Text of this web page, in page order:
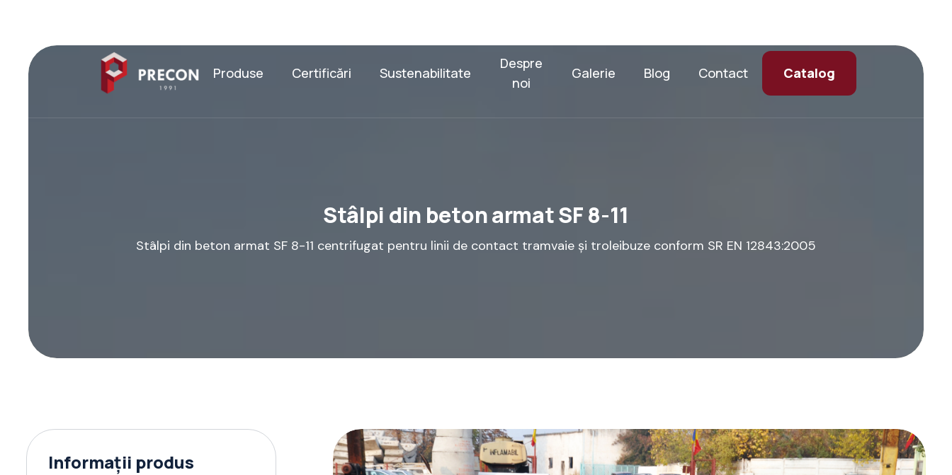
Produse Certificări Sustenabilitate
Despre
noi
Galerie Blog Contact Catalog
Stâlpi din betonarmatSF8-11
Stâlpi din beton armat SF 8-11 centrifugat pentru linii de contact tramvaie și troleibuze conform SR EN 12843:2005
Informații produs